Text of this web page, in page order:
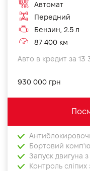
Автомат
Передний
Бензин, 2.5 л
87 400 км
Авто в кредит за 13
930 000 грн
Бортовий
Запуск двигуна
Контроль сліпих